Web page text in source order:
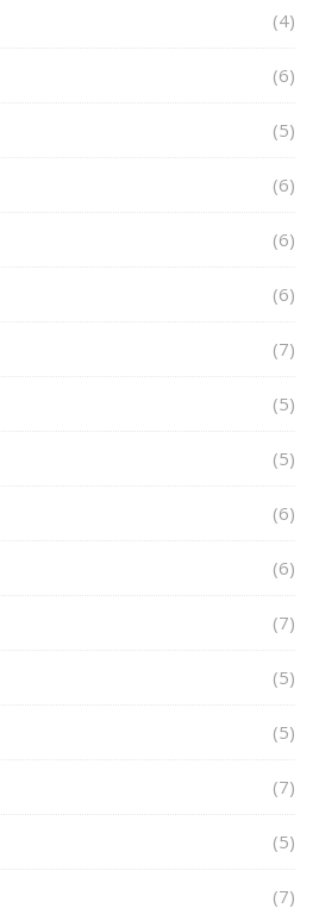
(4)
(6)
(5)
(6)
(6)
(6)
(7)
(5)
(5)
(6)
(6)
(7)
(5)
(5)
(7)
(5)
(7)